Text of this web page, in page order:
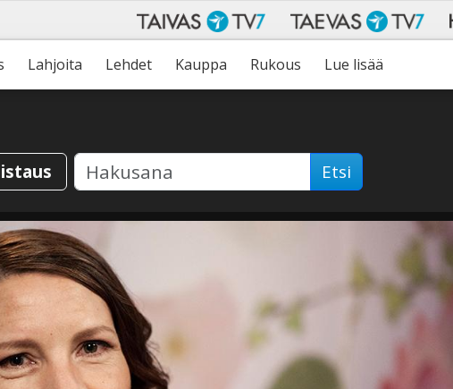
Lahjoita Lehdet Kauppa Rukous Lue lisää
Etsi